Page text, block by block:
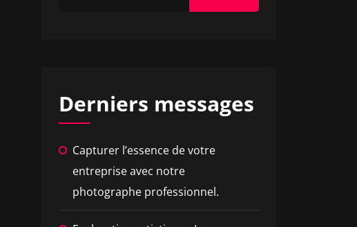
Derniers messages
Capturer l’essence de votre
entreprise avec notre
photographe professionnel.